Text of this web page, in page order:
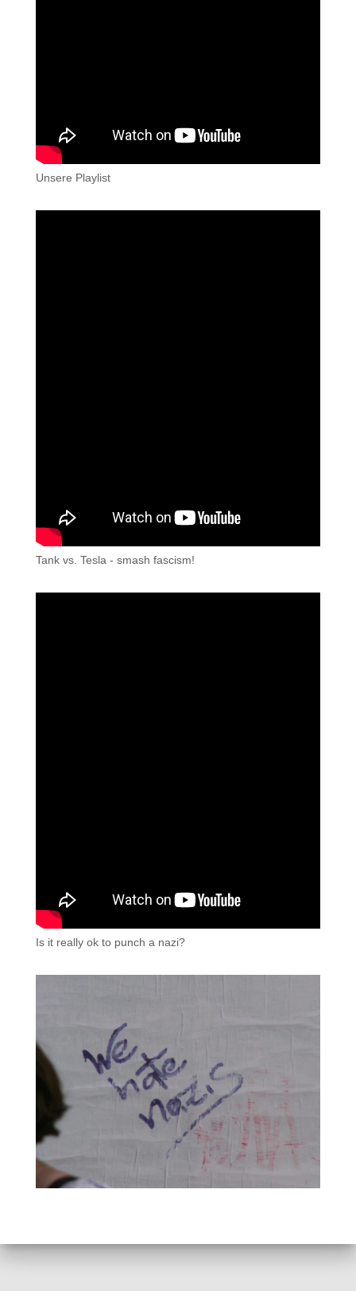
Unsere Playlist
Tank vs. Tesla - smash fascism!
Is it really ok to punch a nazi?